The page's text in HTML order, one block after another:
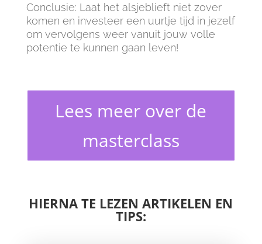
Conclusie: Laat het alsjeblieft niet zover
komen en investeer een uurtje tijd in jezelf
om vervolgens weer vanuit jouw volle
potentie te kunnen gaan leven!
Lees meer over de
masterclass
HIERNA TE LEZEN ARTIKELEN EN
TIPS: